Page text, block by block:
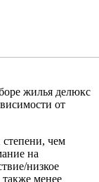
жилья делюкс
от
чем
на
низкое
менее